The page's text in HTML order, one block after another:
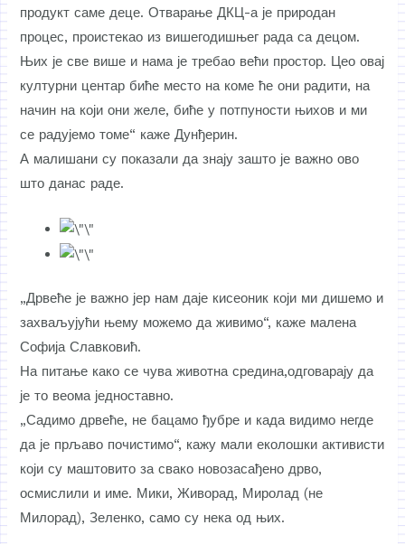
продукт саме деце. Отварање ДКЦ-а је природан
процес, проистекао из вишегодишњег рада са децом.
Њих је све више и нама је требао већи простор. Цео овај
културни центар биће место на коме ће они радити, на
начин на који они желе, биће у потпуности њихов и ми
се радујемо томе“ каже Дунђерин.
А малишани су показали да знају зашто је важно ово
што данас раде.
„Дрвеће је важно јер нам даје кисеоник који ми дишемо и
захваљујући њему можемо да живимо“, каже малена
Софија Славковић.
На питање како се чува животна средина,одговарају да
је то веома једноставно.
„Садимо дрвеће, не бацамо ђубре и када видимо негде
да је прљаво почистимо“, кажу мали еколошки активисти
који су маштовито за свако новозасађено дрво,
осмислили и име. Мики, Живорад, Миролад (не
Милорад), Зеленко, само су нека од њих.